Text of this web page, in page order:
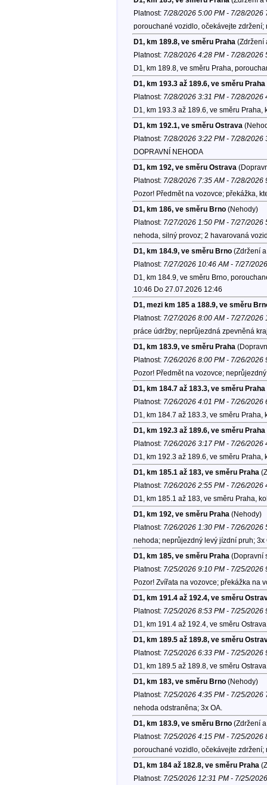
Platnost: 7/28/2026 5:00 PM - 7/28/2026
porouchané vozidlo, očekávejte
D1, km 189.8, ve směru Praha (Zdržení
Platnost: 7/28/2026 4:28 PM - 7/28/2026
D1, km 189.8, ve směru Praha,
D1, km 193.3 až 189.6, ve směru Praha
Platnost: 7/28/2026 3:31 PM - 7/28/2026
D1, km 193.3 až 189.6, ve směru Praha,
D1, km 192.1, ve směru Ostrava
Platnost: 7/28/2026 3:22 PM - 7/28/2026
DOPRAVNÍ NEHODA
D1, km 192, ve směru Ostrava
Platnost: 7/28/2026 7:35 AM - 7/28/2026
Pozor! Předmět na vozovce; překážka,
D1, km 186, ve směru Brno(Nehody)
Platnost: 7/27/2026 1:50 PM - 7/27/2026
nehoda, silný provoz; 2 havarovaná
D1, km 184.9, ve směru Brno(Zdržení
Platnost: 7/27/2026 10:46 AM - 7/27/
D1, km 184.9, ve směru Brno,
10:46 Do 27.07.2026 12:46
D1, mezi km 185 a 188.9, ve směru
Platnost: 7/27/2026 8:00 AM - 7/27/2026
práce údržby; neprůjezdná zpevněná
D1, km 183.9, ve směru Praha
Platnost: 7/26/2026 8:00 PM - 7/26/2026
Pozor! Předmět na vozovce;
D1, km 184.7 až 183.3, ve směru Praha
Platnost: 7/26/2026 4:01 PM - 7/26/2026
D1, km 184.7 až 183.3, ve směru Praha,
D1, km 192.3 až 189.6, ve směru Praha
Platnost: 7/26/2026 3:17 PM - 7/26/2026
D1, km 192.3 až 189.6, ve směru Praha,
D1, km 185.1 až 183, ve směru Praha
Platnost: 7/26/2026 2:55 PM - 7/26/2026
D1, km 185.1 až 183, ve směru Praha,
D1, km 192, ve směru Praha (Nehody)
Platnost: 7/26/2026 1:30 PM - 7/26/2026
nehoda; neprůjezdný levý jízdní pruh; 3x
D1, km 185, ve směru Praha (Dopravní
Platnost: 7/25/2026 9:10 PM - 7/25/2026
Pozor! Zvířata na vozovce; překážka na
D1, km 191.4 až 192.4, ve směru
Platnost: 7/25/2026 8:53 PM - 7/25/2026
D1, km 191.4 až 192.4, ve směru
D1, km 189.5 až 189.8, ve směru
Platnost: 7/25/2026 6:33 PM - 7/25/2026
D1, km 189.5 až 189.8, ve směru
D1, km 183, ve směru Brno(Nehody)
Platnost: 7/25/2026 4:35 PM - 7/25/2026
nehoda odstraněna; 3x OA.
D1, km 183.9, ve směru Brno(Zdržení
Platnost: 7/25/2026 4:15 PM - 7/25/2026
porouchané vozidlo, očekávejte
D1, km 184 až 182.8, ve směru Praha
Platnost: 7/25/2026 12:31 PM - 7/25/